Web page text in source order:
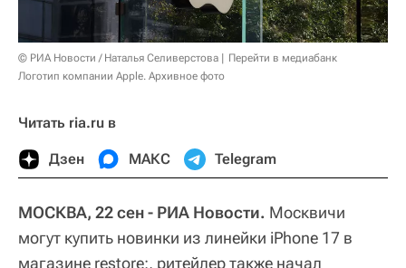
© РИА Новости / Наталья Селиверстова
Перейти в медиабанк
Логотип компании Apple. Архивное фото
Читать ria.ru в
Дзен МАКС Telegram
МОСКВА, 22 сен - РИА Новости. Москвичи
могут купить новинки из линейки iPhone 17 в
магазине restore:, ритейлер также начал